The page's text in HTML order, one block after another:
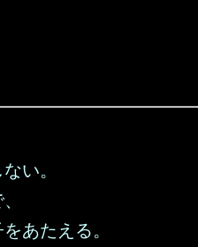
い。
あたえる。